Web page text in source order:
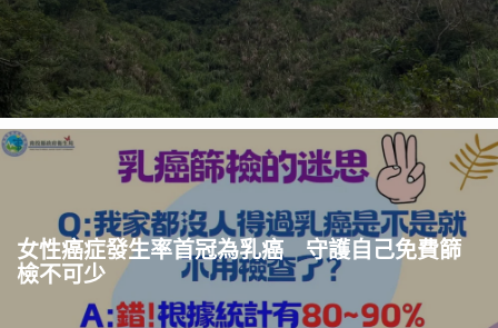
女性癌症發生率首冠為乳癌 守護自己免費篩
檢不可少